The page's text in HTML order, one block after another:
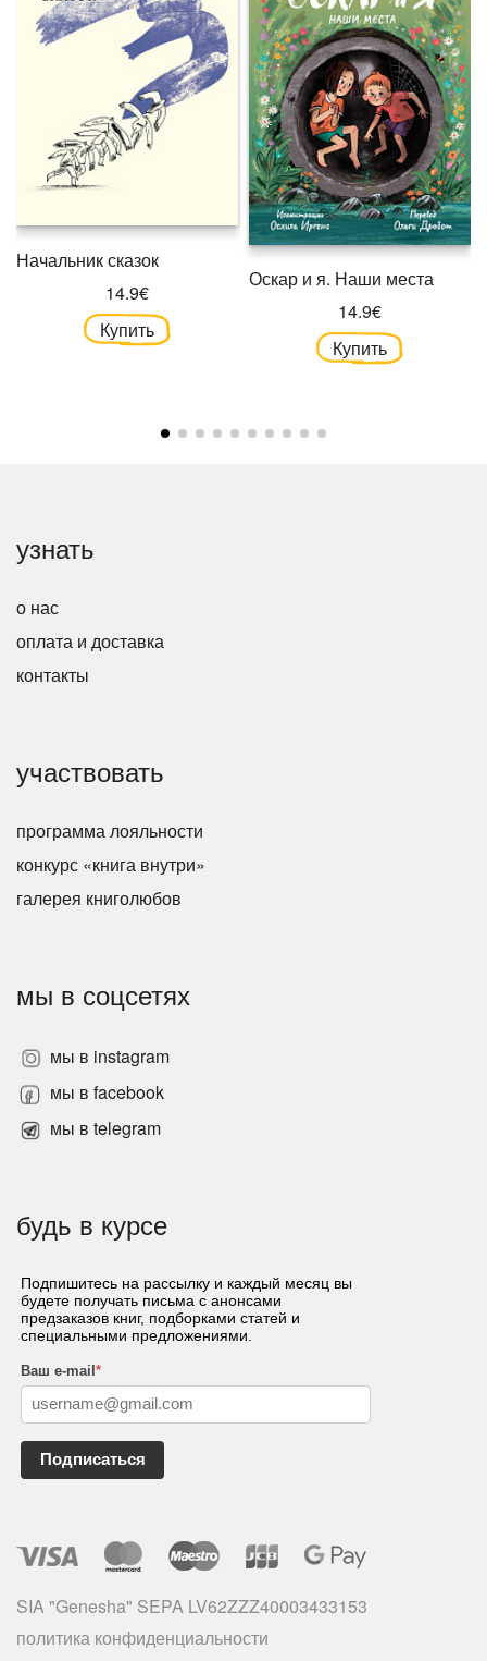
Начальник сказок
14.9€
Купить
Оскар и я. Наши места
14.9€
Купить
узнать
о нас
оплата и доставка
контакты
участвовать
программа лояльности
конкурс «книга внутри»
галерея книголюбов
мы в соцсетях
мы в instagram
мы в facebook
мы в telegram
будь в курсе
Подпишитесь на рассылку и каждый месяц вы
будете получать письма с анонсами
предзаказов книг, подборками статей и
специальными предложениями.
Ваш e-mail *
Подписаться
SIA "Genesha" SEPA LV62ZZZ40003433153
политика конфиденциальности